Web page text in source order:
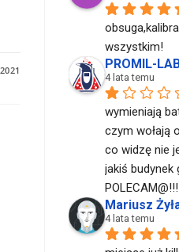
wszystkim!
PROMIL-
4 lata temu
wymieniają
czym wołają
co widzę nie
jakiś budynek
Mariusz
4 lata temu